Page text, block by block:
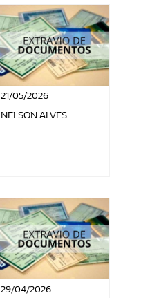
21/05/2026
NELSON ALVES
29/04/2026